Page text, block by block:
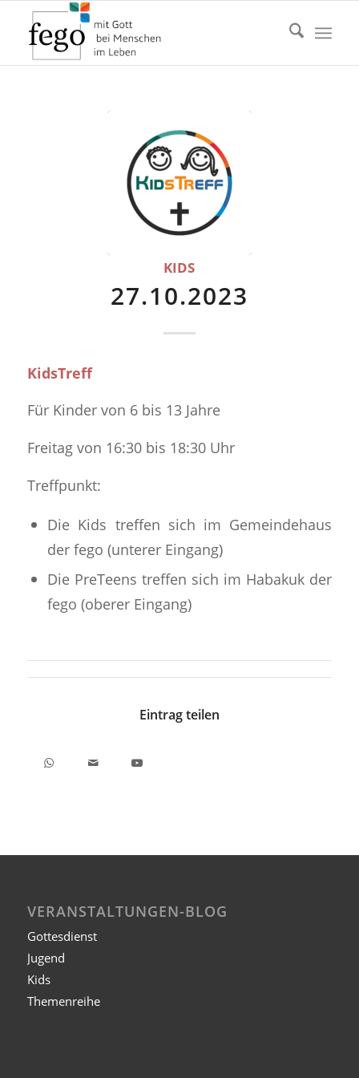
KIDS
27.10.2023
KidsTreff
Für Kinder von 6 bis 13 Jahre
Freitag von 16:30 bis 18:30 Uhr
Treffpunkt:
Die Kids treffen sich im Gemeindehaus
der fego (unterer Eingang)
Die PreTeens treffen sich im Habakuk der
fego (oberer Eingang)
Eintrag teilen
VERANSTALTUNGEN-BLOG
Gottesdienst
Jugend
Kids
Themenreihe